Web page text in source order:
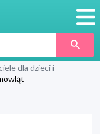
dla dzieci i